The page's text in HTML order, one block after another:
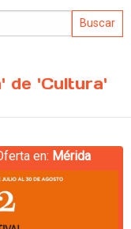
de 'Cultura'
en: Mérida